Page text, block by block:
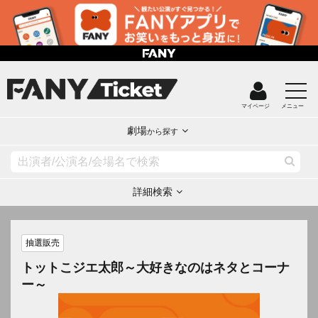
マイページ メニュー
劇場から探す
詳細検索
抽選販売
トットこジエ太郎～大好きなのはネタとコーナ
ー～